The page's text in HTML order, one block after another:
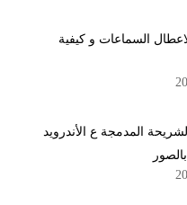
السماعات و كيفية
المدمجة ع الأندرويد